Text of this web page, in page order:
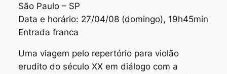
São Paulo – SP
Data e horário: 27/04/08 (domingo), 19h45min
Entrada franca
Uma viagem pelo repertório para violão
erudito do século XX em diálogo com a